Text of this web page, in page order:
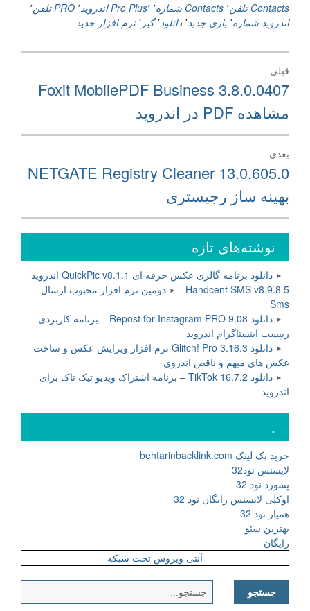
Contacts تلفن
٬ Contacts شماره ٬ Plus٬ Pro اندروید ٬ PRO تلفن
٬
اندروید شماره٬ بازی جدید٬ دانلود٬ گیر ٬ نرم افزار جدید
راهبری
نوشته
قبلی
نوشته
قبلی:
Foxit MobilePDF Business 3.8.0.0407
مشاهده PDF در اندروید
بعدی
نوشته
بعدی:
NETGATE Registry Cleaner 13.0.605.0
بهینه ساز رجیستری
نوشته‌های تازه
دانلود برنامه گالری عکس حرفه ای QuickPic v8.1.1 اندروید
Handcent SMS v8.9.8.5 دومین نرم افزار محبوب ارسال
Sms
دانلود Repost for Instagram PRO 9.08 – برنامه کاربردی
ریپست اینستاگرام اندروید
دانلود Glitch! Pro 3.16.3 نرم افزار ویرایش عکس و ساخت
عکس های مبهم و ناقص اندروی
دانلود TikTok 16.7.2 – برنامه اشتراک ویدیو تیک تاک برای
اندروید
.
خرید بک لینک behtarinbacklink.com
لایسنس نود32
پسورد نود 32
اوکلی لایسنس رایگان نود 32
همیار نود 32
بهترین سئو
رایگان
آنتی ویروس تحت شبکه
برای: